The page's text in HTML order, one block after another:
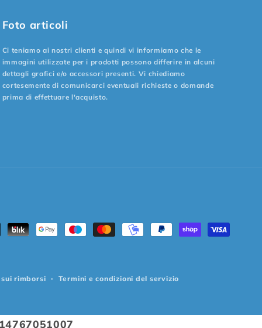
Foto articoli
Ci teniamo ai nostri clienti e quindi vi informiamo che le
immagini utilizzate per i prodotti possono differire in alcuni
dettagli grafici e/o accessori presenti. Vi chiediamo
cortesemente di comunicarci eventuali richieste o domande
prima di effettuare l'acquisto.
rimborsi Termini e condizioni del servizio